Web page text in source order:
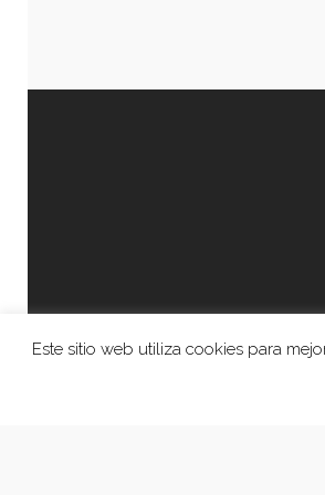
Este sitio web utiliza cookies para